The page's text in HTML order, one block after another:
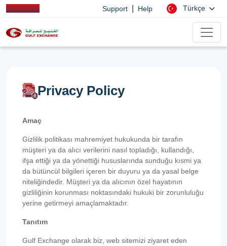
Support Help Türkçe
Privacy Policy
Amaç
Gizlilik politikası mahremiyet hukukunda bir tarafın
müşteri ya da alıcı verilerini nasıl topladığı, kullandığı,
ifşa ettiği ya da yönettiği hususlarında sunduğu kısmi ya
da bütüncül bilgileri içeren bir duyuru ya da yasal belge
niteliğindedir. Müşteri ya da alıcının özel hayatının
gizliliğinin korunması noktasındaki hukuki bir zorunluluğu
yerine getirmeyi amaçlamaktadır.
Tanıtım
Gulf Exchange olarak biz, web sitemizi ziyaret eden